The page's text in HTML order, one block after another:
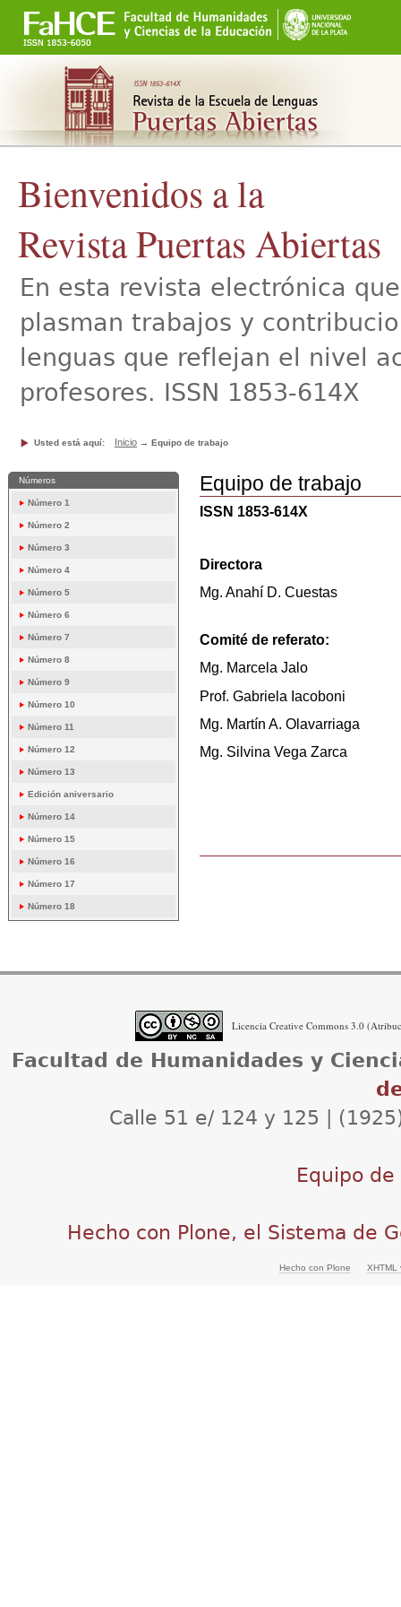
navegación
Bienvenidos a la
Revista Puertas Abiertas
En esta revista electrónica
plasman trabajos y
lenguas que reflejan el nivel
profesores. ISSN 1853-614X
Usted está aquí: Inicio → Equipo de trabajo
Números
Número 1
Número 2
Número 3
Número 4
Número 5
Número 6
Número 7
Número 8
Número 9
Número 10
Número 11
Número 12
Número 13
Edición aniversario
Número 14
Número 15
Número 16
Número 17
Número 18
Equipo de trabajo
ISSN 1853-614X
Directora
Mg. Anahí D. Cuestas
Comité de referato:
Mg. Marcela Jalo
Prof. Gabriela Iacoboni
Mg. Martín A. Olavarriaga
Mg. Silvina Vega Zarca
Licencia Creative Commons 3.0
Facultad de Humanidades y
Calle 51 e/ 124 y 125 |
Equipo
Hecho con Plone, el Sistema de
Hecho con Plone XHTML